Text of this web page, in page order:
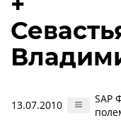
13.07.2010
SAP